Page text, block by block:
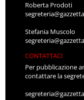
Roberta Prodoti
Stefania Muscolo
CONTATTACI
Per pubblicazione
contattare la